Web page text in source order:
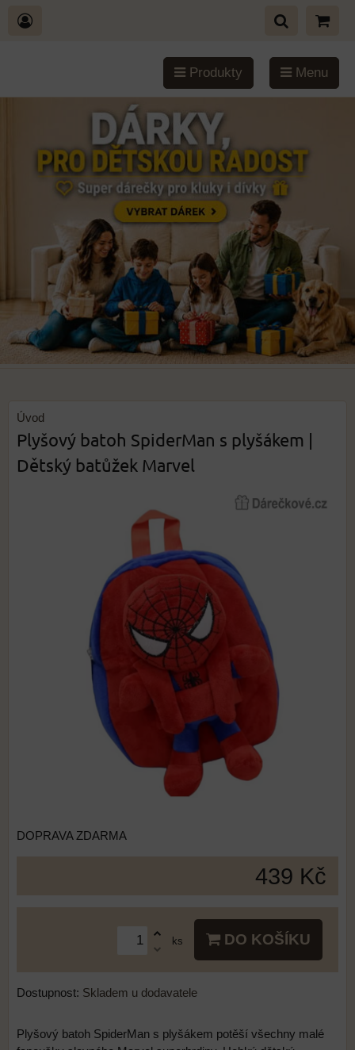
Produkty Menu
Úvod
Plyšový batoh SpiderMan s plyšákem |
Dětský batůžek Marvel
DOPRAVA ZDARMA
439 Kč
ks DO KOŠÍKU
Dostupnost: Skladem u dodavatele
Plyšový batoh SpiderMan s plyšákem potěší všechny malé